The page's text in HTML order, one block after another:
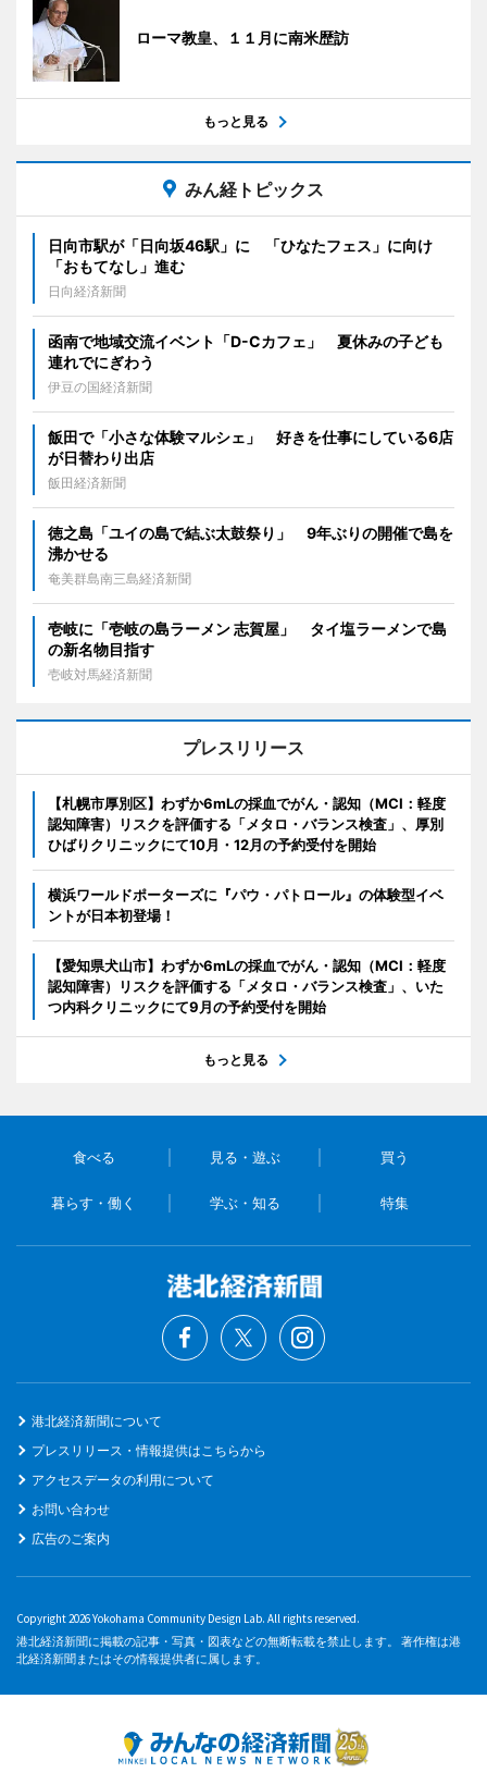
ローマ教皇、１１月に南米歴訪
もっと見る
みん経トピックス
日向市駅が「日向坂46駅」に 「ひなたフェス」に向け
「おもてなし」進む
日向経済新聞
函南で地域交流イベント「D-Cカフェ」 夏休みの子ども
連れでにぎわう
伊豆の国経済新聞
飯田で「小さな体験マルシェ」 好きを仕事にしている6店
が日替わり出店
飯田経済新聞
徳之島「ユイの島で結ぶ太鼓祭り」 9年ぶりの開催で島を
沸かせる
奄美群島南三島経済新聞
壱岐に「壱岐の島ラーメン 志賀屋」 タイ塩ラーメンで島
の新名物目指す
壱岐対馬経済新聞
プレスリリース
【札幌市厚別区】わずか6mLの採血でがん・認知（MCI：軽度
認知障害）リスクを評価する「メタロ・バランス検査」、厚別
ひばりクリニックにて10月・12月の予約受付を開始
横浜ワールドポーターズに『パウ・パトロール』の体験型イベ
ントが日本初登場！
【愛知県犬山市】わずか6mLの採血でがん・認知（MCI：軽度
認知障害）リスクを評価する「メタロ・バランス検査」、いた
つ内科クリニックにて9月の予約受付を開始
もっと見る
食べる 見る・遊ぶ 買う
暮らす・働く 学ぶ・知る 特集
港北経済新聞について
プレスリリース・情報提供はこちらから
アクセスデータの利用について
お問い合わせ
広告のご案内
Copyright 2026 Yokohama Community Design Lab. All rights reserved.
港北経済新聞に掲載の記事・写真・図表などの無断転載を禁止します。 著作権は港
北経済新聞またはその情報提供者に属します。